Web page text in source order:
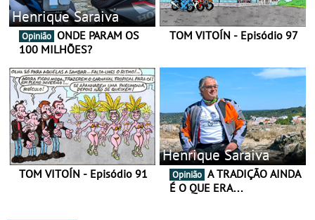
Henrique Saraiva
Opinião
100 MILHÕES?
TOM VITOÍN - Episódio 97
TOM VITOÍN - Episódio 91
Henrique Saraiva
Opinião
É O QUE ERA…